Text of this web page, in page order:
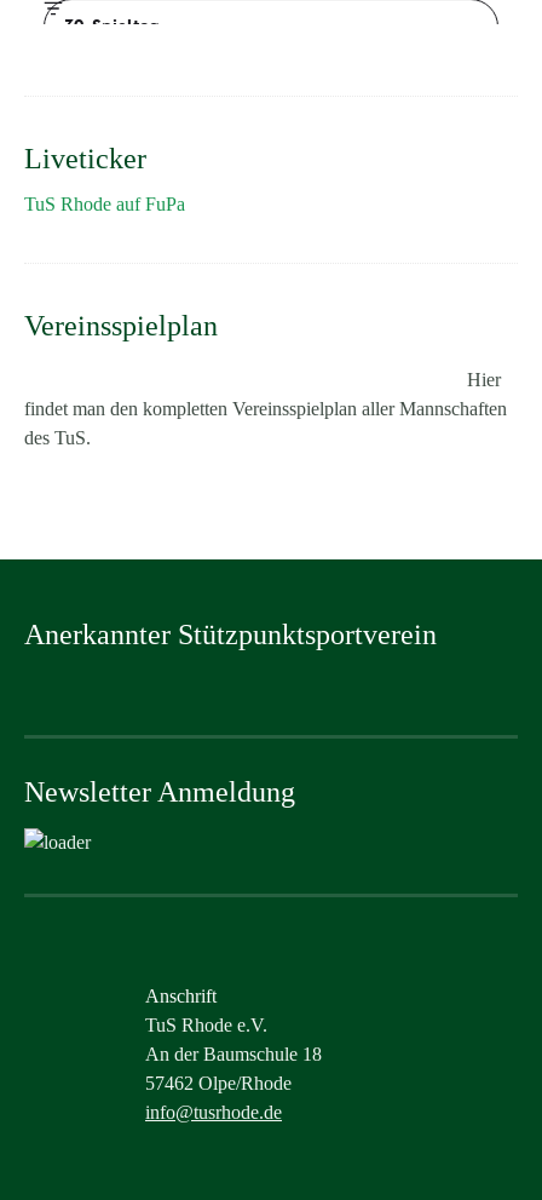
Liveticker
TuS Rhode auf FuPa
Vereinsspielplan
Hier
findet man den kompletten Vereinsspielplan aller Mannschaften
des TuS.
Anerkannter Stützpunktsportverein
Newsletter Anmeldung
Anschrift
TuS Rhode e.V.
An der Baumschule 18
57462 Olpe/Rhode
info@tusrhode.de